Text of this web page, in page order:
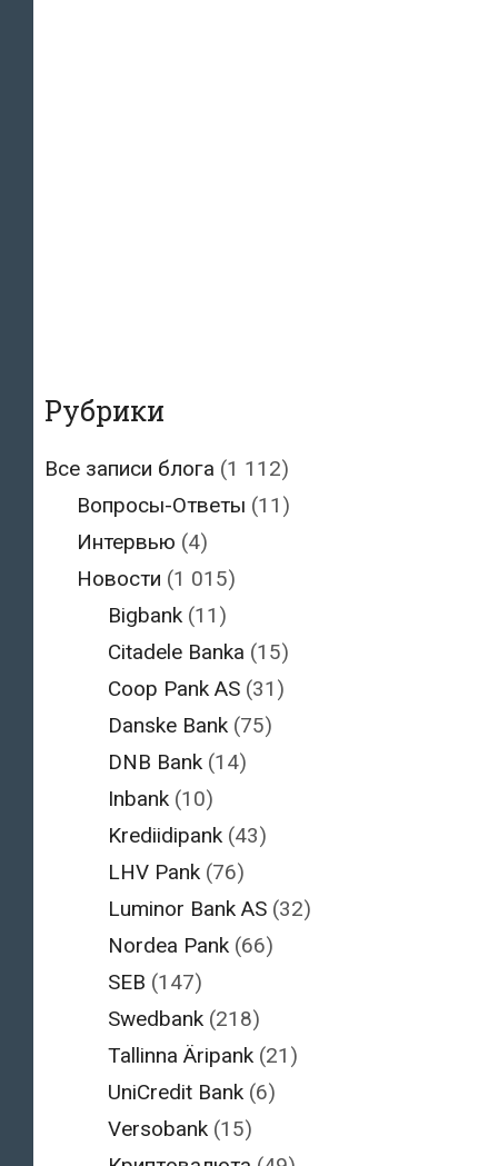
Рубрики
Все записи блога (1 112)
Вопросы-Ответы (11)
Интервью (4)
Новости (1 015)
Bigbank (11)
Citadele Banka (15)
Coop Pank AS (31)
Danske Bank (75)
DNB Bank (14)
Inbank (10)
Krediidipank (43)
LHV Pank (76)
Luminor Bank AS (32)
Nordea Pank (66)
SEB (147)
Swedbank (218)
Tallinna Äripank (21)
UniCredit Bank (6)
Versobank (15)